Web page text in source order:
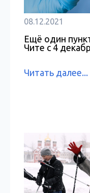
08.12.2021
Ещё один
Чите с 4
Читать далее...